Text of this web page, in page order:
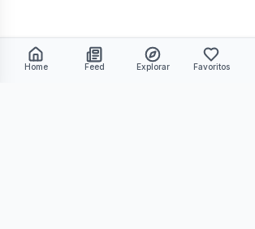
Home Feed Explorar Favoritos